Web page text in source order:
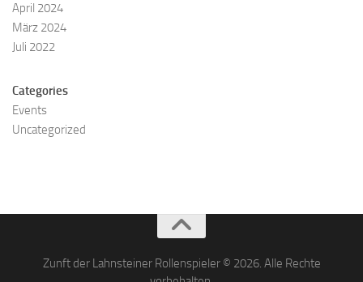
April 2024
März 2024
Juli 2022
Categories
Events
Uncategorized
Zunft der Lahnsteiner Rollenspieler © 2026. Alle Rechte